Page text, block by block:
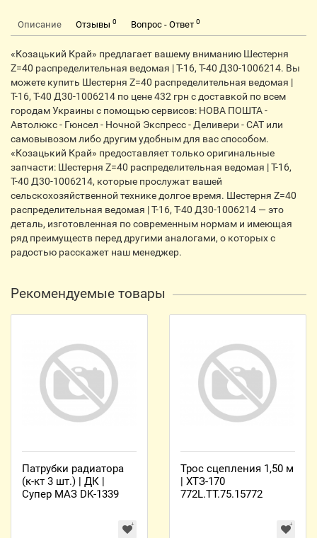
Описание Отзывы 0 Вопрос - Ответ 0
«Козацький Край» предлагает вашему вниманию Шестерня
Z=40 распределительная ведомая | Т-16, Т-40 Д30-1006214. Вы
можете купить Шестерня Z=40 распределительная ведомая |
Т-16, Т-40 Д30-1006214 по цене 432 грн с доставкой по всем
городам Украины с помощью сервисов: НОВА ПОШТА -
Автолюкс - Гюнсел - Ночной Экспресс - Деливери - САТ или
самовывозом либо другим удобным для вас способом.
«Козацький Край» предоставляет только оригинальные
запчасти: Шестерня Z=40 распределительная ведомая | Т-16,
Т-40 Д30-1006214, которые прослужат вашей
сельскохозяйственной технике долгое время. Шестерня Z=40
распределительная ведомая | Т-16, Т-40 Д30-1006214 — это
деталь, изготовленная по современным нормам и имеющая
ряд преимуществ перед другими аналогами, о которых с
радостью расскажет наш менеджер.
Рекомендуемые товары
Патрубки радиатора
(к-кт 3 шт.) | ДК |
Супер МАЗ DK-1339
Трос сцепления 1,50 м
| ХТЗ-170
772L.TT.75.15772